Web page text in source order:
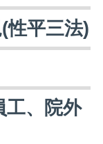
性平三法)
工、院外